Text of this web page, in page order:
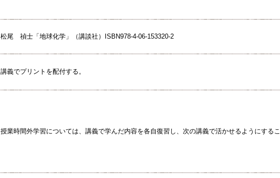
松尾 禎士「地球化学」（講談社）ISBN978-4-06-153320-2
講義でプリントを配付する。
授業時間外学習については、講義で学んだ内容を各自復習し、次の講義で活かせるようにする